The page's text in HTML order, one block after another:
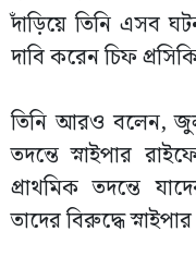
দাঁড়িয়ে তিনি এসব
দাবি করেন চিফ
তিনি আরও বলেন,
তদন্তে স্নাইপার
প্রাথমিক তদন্তে
তাদের বিরুদ্ধে